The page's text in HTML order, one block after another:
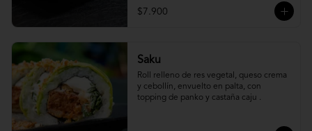
$7.900
Saku
Roll relleno de res vegetal, queso crema
y cebollín, envuelto en palta, con
topping de panko y castaña caju .